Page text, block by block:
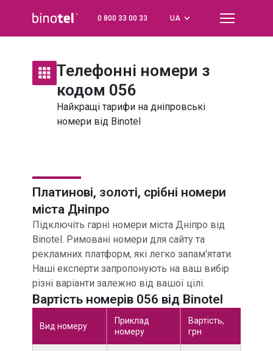
0 800 33 00 33 UA
Про Віртуальну АТС
Як підключити
Пакети та функції
Тарифи
Call Center
Огляд
Медичні CRM
Інші CRM
Плагін для Chrome
КИЇВ
ЛЬВІВ
ДНІПРО
ХАРКІВ
УКРАЇНА
УКРАЇНА МІСЬКІ
УКРАЇНА МОБІЛЬНІ
НОМЕРИ
Feedback Call
Feedback QR
Телефонні номери з
кодом 056
Найкращі тарифи на дніпровські
номери від Binotel
Платинові, золоті, срібні номери
міста Дніпро
Підключіть гарні номери міста Дніпро від
Binotel. Римовані номери для сайту та
рекламних платформ, які легко запам'ятати.
Наші експерти запропонують на ваш вибір
різні варіанти залежно від вашої цілі.
Вартість номерів 056 від Binotel
Вид номеру
Приклад
номеру
Вартість,
грн